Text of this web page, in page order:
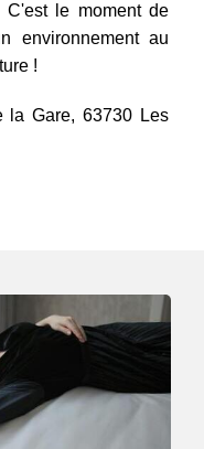
C'est le moment de
environnement au
!
la Gare, 63730 Les